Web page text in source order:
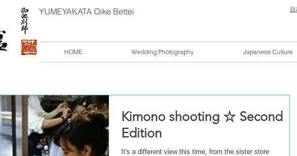
YUMEYAKATA Oike Bettei 日
HOME Wedding Photography Japanese Culture
Kimono shooting ☆ Second
Edition
It's a different view this time, from the sister store